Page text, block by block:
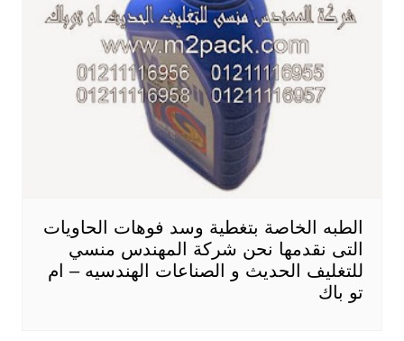
الطبه الخاصة بتغطية وسد فوهات الحاويات
التى نقدمها نحن شركة المهندس منسي
للتغليف الحديث و الصناعات الهندسيه – ام
تو باك